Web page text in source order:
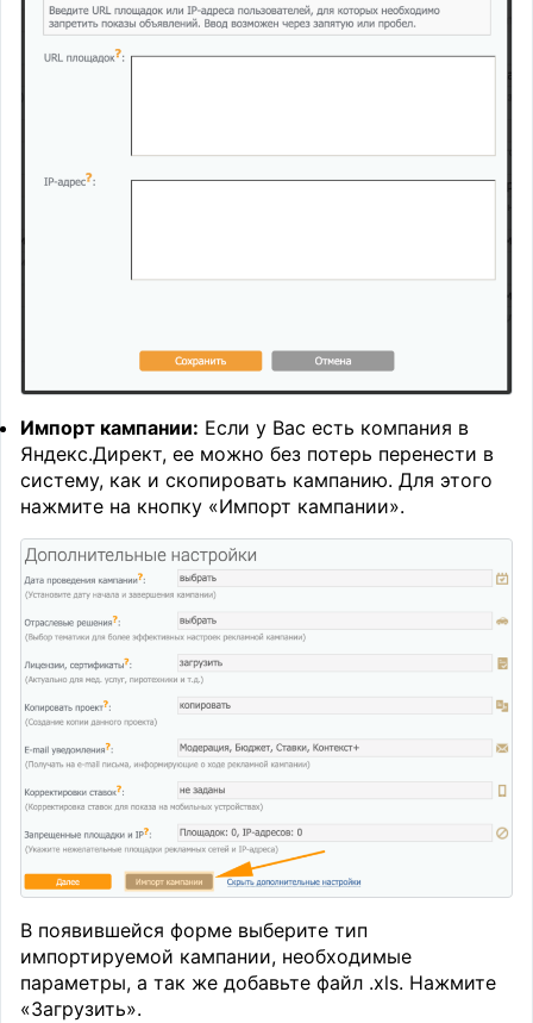
Импорт кампании: Если у Вас есть компания в
Яндекс.Директ, ее можно без потерь перенести в
систему, как и скопировать кампанию. Для этого
нажмите на кнопку «Импорт кампании».
В появившейся форме выберите тип
импортируемой кампании, необходимые
параметры, а так же добавьте файл .xls. Нажмите
«Загрузить».